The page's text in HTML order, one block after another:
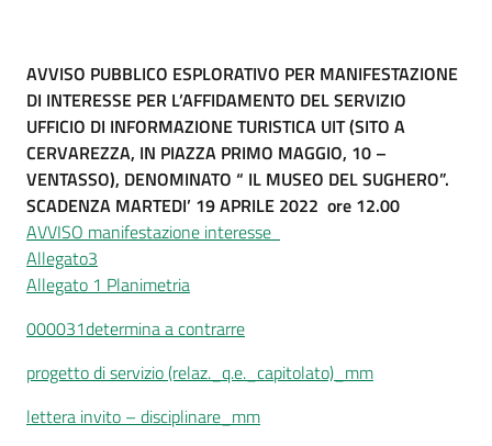
AVVISO PUBBLICO ESPLORATIVO PER MANIFESTAZIONE
DI INTERESSE PER L’AFFIDAMENTO DEL SERVIZIO
UFFICIO DI INFORMAZIONE TURISTICA UIT (SITO A
CERVAREZZA, IN PIAZZA PRIMO MAGGIO, 10 –
VENTASSO), DENOMINATO “ IL MUSEO DEL SUGHERO”.
SCADENZA MARTEDI’ 19 APRILE 2022 ore 12.00
AVVISO manifestazione interesse
Allegato3
Allegato 1 Planimetria
000031determina a contrarre
progetto di servizio (relaz._q.e._capitolato)_mm
lettera invito – disciplinare_mm